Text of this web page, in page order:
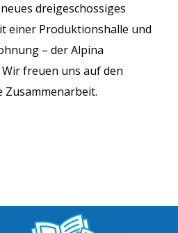
dreigeschossiges
einer Produktionshalle und
– der Alpina
freuen uns auf den